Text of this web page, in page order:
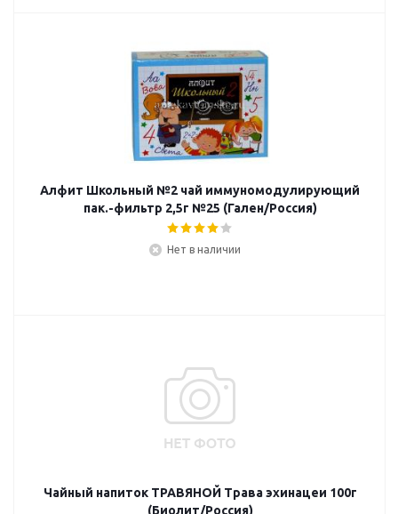
Алфит Школьный №2 чай иммуномодулирующий
пак.-фильтр 2,5г №25 (Гален/Россия)
Нет в наличии
Чайный напиток ТРАВЯНОЙ Трава эхинацеи 100г
(Биолит/Россия)